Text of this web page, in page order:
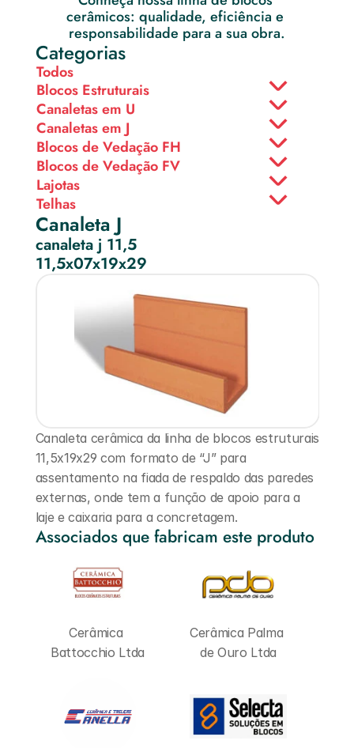
cerâmicos: qualidade, eficiência e
responsabilidade para a sua obra.
Categorias
Todos
Blocos Estruturais
Canaletas em U
Canaletas em J
Blocos de Vedação FH
Blocos de Vedação FV
Lajotas
Telhas
Canaleta J
canaleta j 11,5
11,5x07x19x29
Associados que fabricam este produto
Canaleta cerâmica da linha de blocos estruturais
11,5x19x29 com formato de “J” para
assentamento na fiada de respaldo das paredes
externas, onde tem a função de apoio para a
laje e caixaria para a concretagem.
Cerâmica
Battocchio Ltda
Cerâmica Palma
de Ouro Ltda